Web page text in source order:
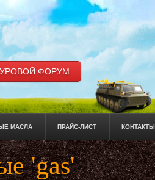
ФОРУМ
МАСЛА ПРАЙС-ЛИСТ КОНТАКТЫ
'gas'